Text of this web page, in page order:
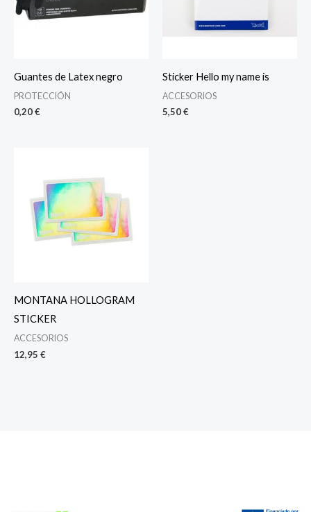
Guantes de Latex negro
PROTECCIÓN
0,20€
Sticker Hello my name is
ACCESORIOS
5,50€
MONTANA HOLLOGRAM
STICKER
ACCESORIOS
12,95 €